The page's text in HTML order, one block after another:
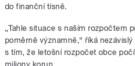
do finanční tísně.
„Tahle situace s naším rozpočtem
poměrně významně,“ říká
s tím, že letošní rozpočet obce